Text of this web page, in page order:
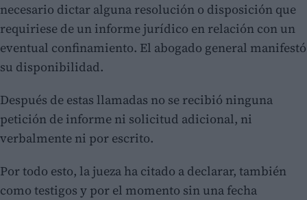
necesario dictar alguna resolución o disposición que
requiriese de un informe jurídico en relación con un
eventual confinamiento. El abogado general manifestó
su disponibilidad.
Después de estas llamadas no se recibió ninguna
petición de informe ni solicitud adicional, ni
verbalmente ni por escrito.
Por todo esto, la jueza ha citado a declarar, también
como testigos y por el momento sin una fecha